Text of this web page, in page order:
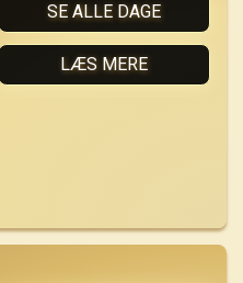
SE ALLE DAGE
LÆS MERE